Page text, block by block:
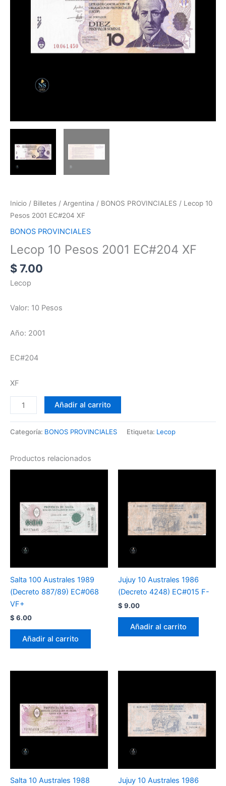
Inicio / Billetes / Argentina / BONOS PROVINCIALES / Lecop 10
Pesos 2001 EC#204 XF
BONOS PROVINCIALES
Lecop 10 Pesos 2001 EC#204 XF
$7.00
Lecop
Valor: 10 Pesos
Año: 2001
EC#204
XF
Añadir al carrito
Categoría: BONOS PROVINCIALES Etiqueta: Lecop
Productos relacionados
Salta 100 Australes 1989
(Decreto 887/89) EC#068
VF+
$ 6.00
Añadir al carrito
Jujuy 10 Australes 1986
(Decreto 4248) EC#015 F-
$ 9.00
Añadir al carrito
Salta 10 Australes 1988
Jujuy 10 Australes 1986